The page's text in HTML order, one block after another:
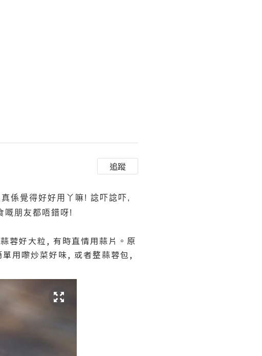
追蹤
係覺得好好用丫嘛! 諗吓諗吓,
嘅朋友都唔錯呀!
蓉好大粒, 有時直情用蒜片。原
用嚟炒菜好味, 或者整蒜蓉包,